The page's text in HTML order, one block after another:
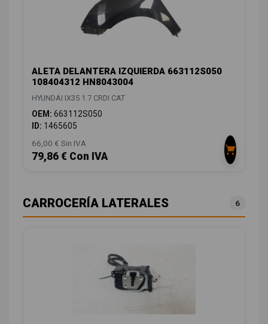
ALETA DELANTERA IZQUIERDA 663112S050
108404312 HN8043004
HYUNDAI IX35 1.7 CRDI CAT
OEM: 663112S050
ID: 1465605
66,00 € Sin IVA
79,86 € Con IVA
CARROCERÍA LATERALES 6